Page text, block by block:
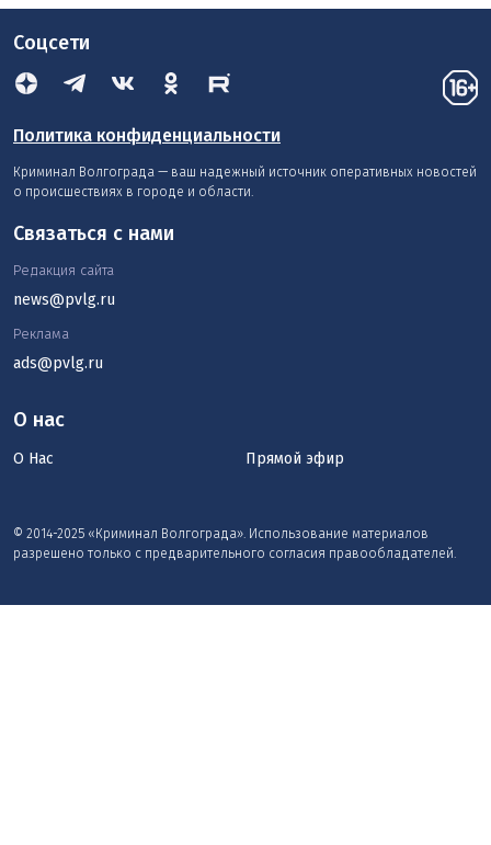
Соцсети
Политика конфиденциальности
Криминал Волгограда — ваш надежный источник оперативных новостей
о происшествиях в городе и области.
О нас
О Нас Прямой эфир
© 2014-2025 «Криминал Волгограда». Использование материалов
разрешено только с предварительного согласия правообладателей.
Связаться с нами
Редакция сайта
news@pvlg.ru
Реклама
ads@pvlg.ru